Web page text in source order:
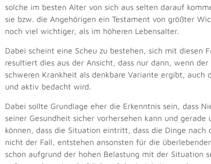
solche im besten Alter von sich aus selten darauf
sie bzw. die Angehörigen ein Testament von größter
noch viel wichtiger, als im höheren Lebensalter.
Dabei scheint eine Scheu zu bestehen, sich mit diesen
resultiert dies aus der Ansicht, dass nur dann, wenn
schweren Krankheit als denkbare Variante ergibt, auch
und aktiv bedacht wird.
Dabei sollte Grundlage eher die Erkenntnis sein, dass
seiner Gesundheit sicher vorhersehen kann und gerade
können, dass die Situation eintritt, dass die Dinge nach
nicht der Fall, entstehen ansonsten für die
schon aufgrund der hohen Belastung mit der Situation